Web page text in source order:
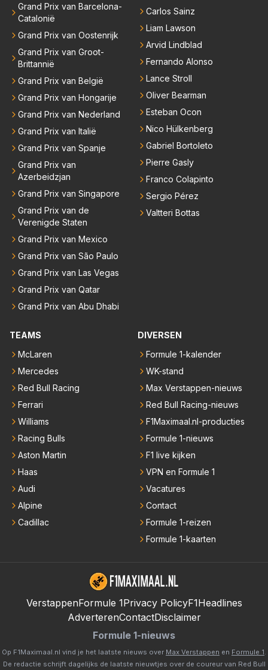
Grand Prix van Barcelona-
Catalonië
Grand Prix van Oostenrijk
Grand Prix van Groot-
Brittannië
Grand Prix van België
Grand Prix van Hongarije
Grand Prix van Nederland
Grand Prix van Italië
Grand Prix van Spanje
Grand Prix van
Azerbeidzjan
Grand Prix van Singapore
Grand Prix van de
Verenigde Staten
Grand Prix van Mexico
Grand Prix van São Paulo
Grand Prix van Las Vegas
Grand Prix van Qatar
Grand Prix van Abu Dhabi
Carlos Sainz
Liam Lawson
Arvid Lindblad
Fernando Alonso
Lance Stroll
Oliver Bearman
Esteban Ocon
Nico Hülkenberg
Gabriel Bortoleto
Pierre Gasly
Franco Colapinto
Sergio Pérez
Valtteri Bottas
TEAMS
McLaren
Mercedes
Red Bull Racing
Ferrari
Williams
Racing Bulls
Aston Martin
Haas
Audi
Alpine
Cadillac
DIVERSEN
Formule 1-kalender
WK-stand
Max Verstappen-nieuws
Red Bull Racing-nieuws
F1Maximaal.nl-producties
Formule 1-nieuws
F1 live kijken
VPN en Formule 1
Vacatures
Contact
Formule 1-reizen
Formule 1-kaarten
VerstappenFormule 1Privacy PolicyF1Headlines
AdverterenContactDisclaimer
Formule 1-nieuws
Op F1Maximaal.nl vind je het laatste nieuws over Max Verstappen en Formule 1
De redactie schrijft dagelijks de laatste nieuwtjes over de coureur van Red Bull